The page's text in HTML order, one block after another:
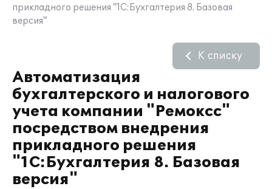
прикладного решения "1С:Бухгалтерия 8. Базовая
версия"
Автоматизация
бухгалтерского и налогового
учета компании "Ремоксс"
посредством внедрения
прикладного решения
"1С:Бухгалтерия 8. Базовая
версия"
К списку